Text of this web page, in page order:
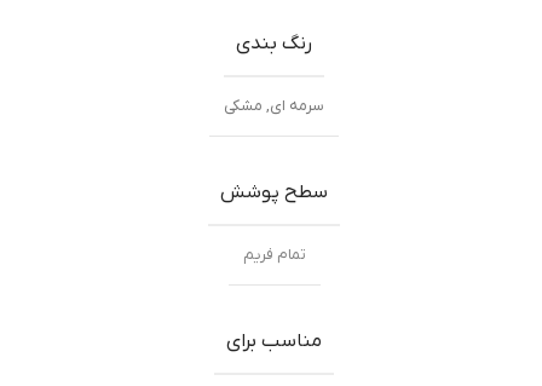
رنگ بندی
سرمه ای, مشکی
سطح پوشش
تمام فریم
مناسب برای